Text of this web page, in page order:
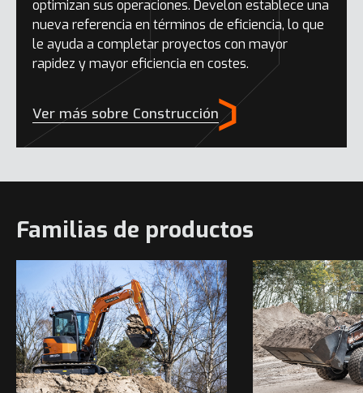
optimizan sus operaciones. Develon establece una
nueva referencia en términos de eficiencia, lo que
le ayuda a completar proyectos con mayor
rapidez y mayor eficiencia en costes.
Ver más sobre Construcción
Familias de productos